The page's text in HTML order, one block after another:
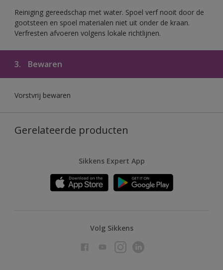
Reiniging gereedschap met water. Spoel verf nooit door de
gootsteen en spoel materialen niet uit onder de kraan.
Verfresten afvoeren volgens lokale richtlijnen.
3. Bewaren
Vorstvrij bewaren
Gerelateerde producten
Sikkens Expert App
Volg Sikkens